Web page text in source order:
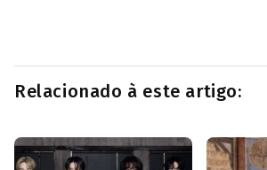
Relacionado à este artigo: